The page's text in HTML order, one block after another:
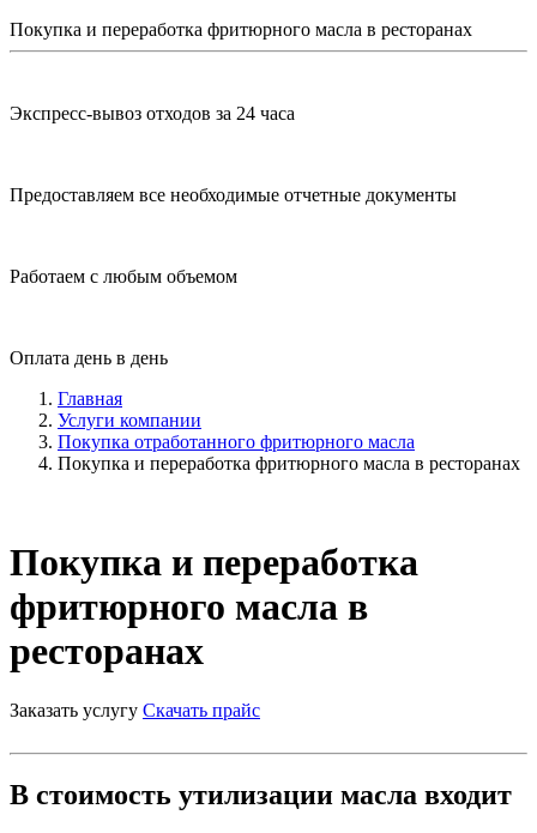
Покупка и переработка фритюрного масла в ресторанах
Экспресс-вывоз отходов за 24 часа
Предоставляем все необходимые отчетные документы
Работаем с любым объемом
Оплата день в день
Главная
Услуги компании
Покупка отработанного фритюрного масла
Покупка и переработка фритюрного масла в ресторанах
Покупка и переработка
фритюрного масла в
ресторанах
Заказать услугу Скачать прайс
В стоимость утилизации масла входит